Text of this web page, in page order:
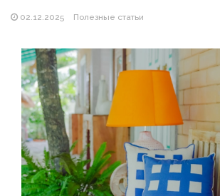
02.12.2025 Полезные статьи